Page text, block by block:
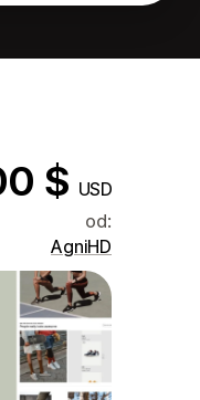
$ USD
od:
AgniHD